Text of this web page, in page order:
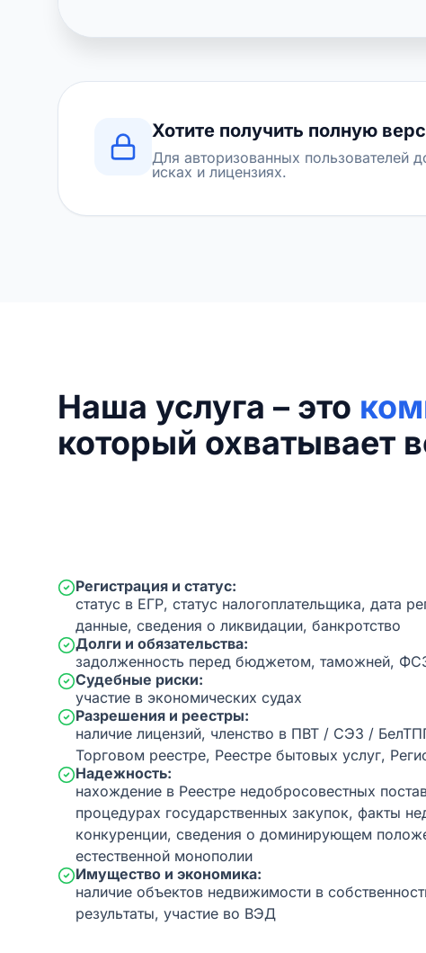
Хотите получить полную
Для авторизованных пользователей
исках и лицензиях.
Наша услуга – это
который охватывает
Регистрация и статус:
статус в ЕГР, статус налогоплательщика, дата
данные, сведения о ликвидации, банкротство
Долги и обязательства:
задолженность перед бюджетом, таможней,
Судебные риски:
участие в экономических судах
Разрешения и реестры:
наличие лицензий, членство в ПВТ / СЭЗ /
Торговом реестре, Реестре бытовых услуг,
Надежность:
нахождение в Реестре недобросовестных
процедурах государственных закупок, факты
конкуренции, сведения о доминирующем
естественной монополии
Имущество и экономика:
наличие объектов недвижимости в
результаты, участие во ВЭД